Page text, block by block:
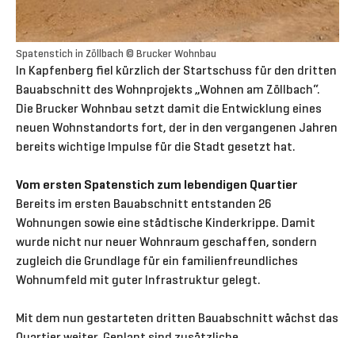
Spatenstich in Zöllbach © Brucker Wohnbau
In Kapfenberg fiel kürzlich der Startschuss für den dritten
Bauabschnitt des Wohnprojekts „Wohnen am Zöllbach“.
Die Brucker Wohnbau setzt damit die Entwicklung eines
neuen Wohnstandorts fort, der in den vergangenen Jahren
bereits wichtige Impulse für die Stadt gesetzt hat.
Vom ersten Spatenstich zum lebendigen Quartier
Bereits im ersten Bauabschnitt entstanden 26
Wohnungen sowie eine städtische Kinderkrippe. Damit
wurde nicht nur neuer Wohnraum geschaffen, sondern
zugleich die Grundlage für ein familienfreundliches
Wohnumfeld mit guter Infrastruktur gelegt.
Mit dem nun gestarteten dritten Bauabschnitt wächst das